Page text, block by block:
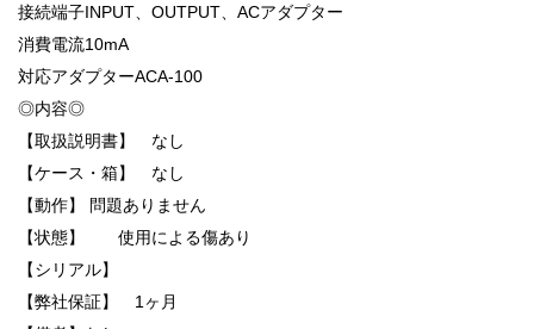
接続端子INPUT、OUTPUT、ACアダプター
消費電流10mA
対応アダプターACA-100
◎内容◎
【取扱説明書】 なし
【ケース・箱】 なし
【動作】 問題ありません
【状態】 使用による傷あり
【シリアル】
【弊社保証】 1ヶ月